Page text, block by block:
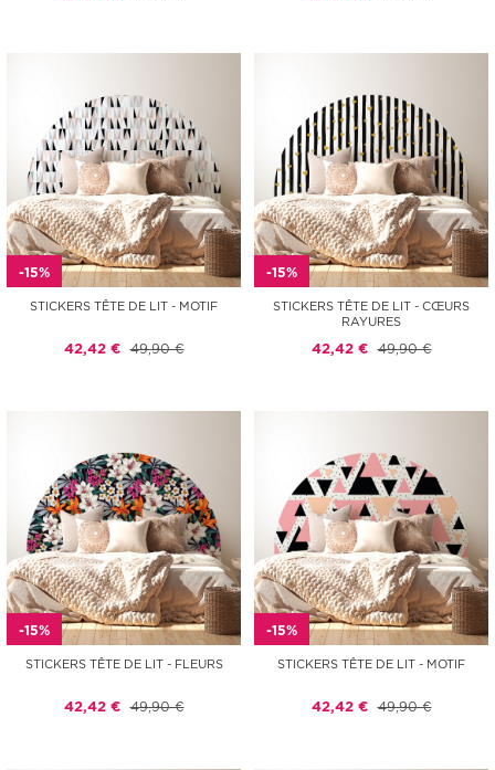
-15%
STICKERS TÊTE DE LIT - MOTIF
42,42 € 49,90 €
-15%
STICKERS TÊTE DE LIT - CŒURS
RAYURES
42,42 € 49,90 €
-15%
STICKERS TÊTE DE LIT - FLEURS
42,42 € 49,90 €
-15%
STICKERS TÊTE DE LIT - MOTIF
42,42 € 49,90 €